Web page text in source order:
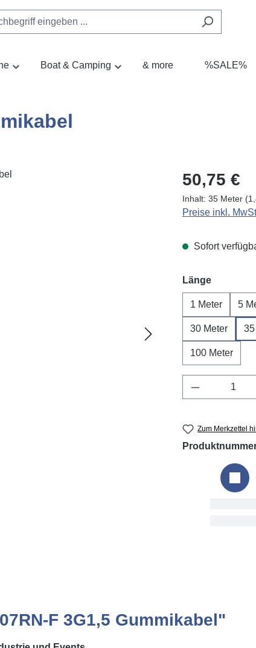
Boat & Camping & more %SALE%
Regulärer Preis:
50,75 €
Inhalt: 35 Meter
Preise inkl.
Sofort
Länge
1 Meter 5
30 Meter
100 Meter
Produkt
Zum Merkzettel
F 3G1,5 Gummikabel"